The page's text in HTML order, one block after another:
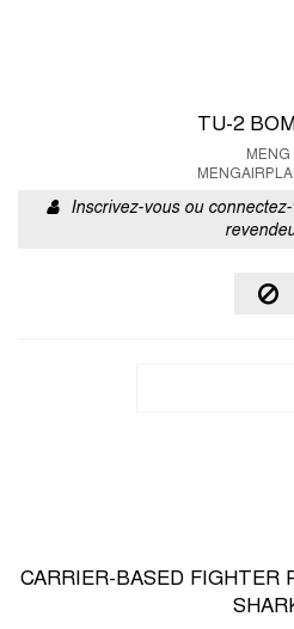
TU-2
MENG
Inscrivez-vous ou
CARRIER-BASED FIGHTER